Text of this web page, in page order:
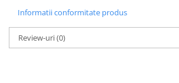
Informatii conformitate produs
Review-uri(0)